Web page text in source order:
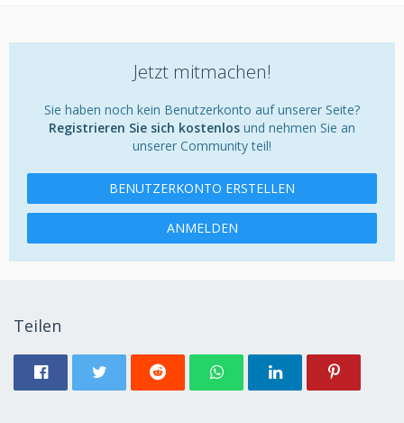
Jetzt mitmachen!
Sie haben noch kein Benutzerkonto auf unserer Seite?
Registrieren Sie sich kostenlos und nehmen Sie an
unserer Community teil!
BENUTZERKONTO ERSTELLEN
ANMELDEN
Teilen